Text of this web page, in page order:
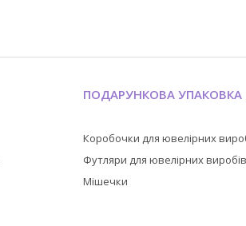
ПОДАРУНКОВА УПАКОВКА
Коробочки для ювелірних
Футляри для ювелірних
Мішечки